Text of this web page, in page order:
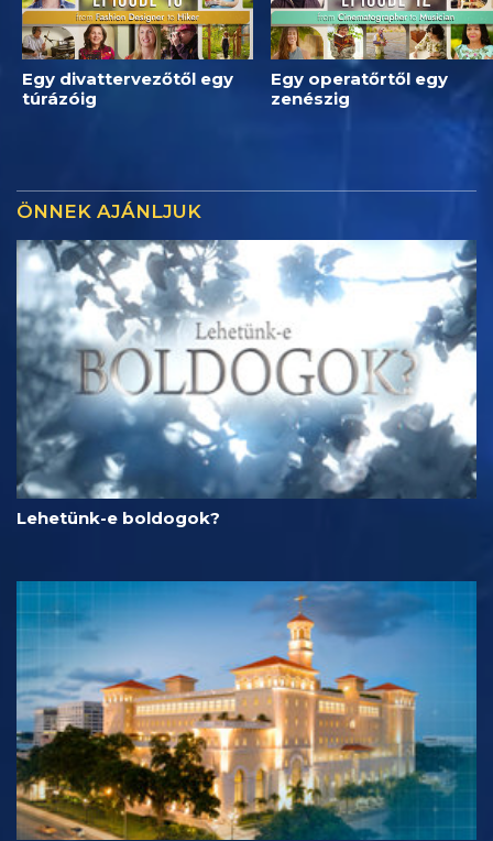
Egy divattervezőtől egy
túrázóig
Egy operatőrtől egy
zenészig
ÖNNEK AJÁNLJUK
Lehetünk-e boldogok?